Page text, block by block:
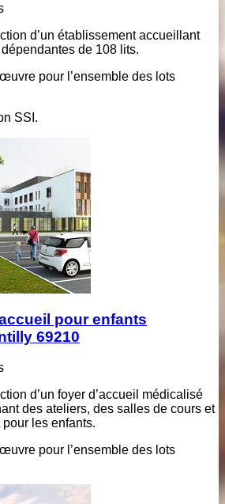
d’un établissement accueillant
de 108 lits.
pour l’ensemble des lots
SSI.
pour enfants
69210
d’un foyer d’accueil médicalisé
des ateliers, des salles de cours et
les enfants.
pour l’ensemble des lots